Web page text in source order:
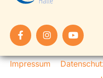
Impressum